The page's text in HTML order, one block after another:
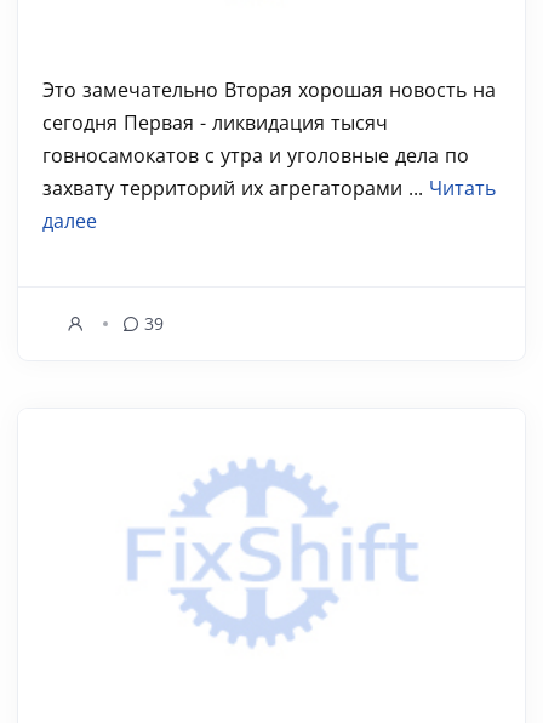
Это замечательно Вторая хорошая новость на
сегодня Первая - ликвидация тысяч
говносамокатов с утра и уголовные дела по
захвату территорий их агрегаторами ... Читать
далее
39